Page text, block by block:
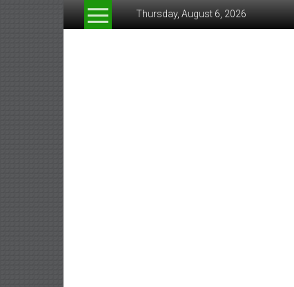
Thursday, August 6, 2026